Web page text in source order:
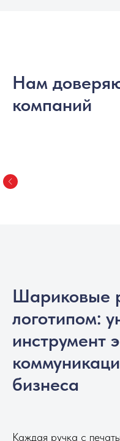
Нам
компаний
Шариковые
логотипом:
инструмент
бизнеса
Каждая ручка с